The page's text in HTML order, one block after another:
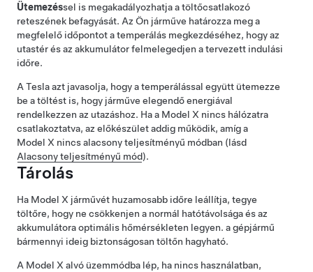
Ütemezéssel is megakadályozhatja a töltőcsatlakozó
reteszének befagyását. Az Ön járműve határozza meg a
megfelelő időpontot a temperálás megkezdéséhez, hogy az
utastér és az akkumulátor felmelegedjen a tervezett indulási
időre.
A Tesla azt javasolja, hogy a temperálással együtt ütemezze
be a töltést is, hogy járműve elegendő energiával
rendelkezzen az utazáshoz. Ha a Model X nincs hálózatra
csatlakoztatva, az előkészület addig működik, amíg a
Model X nincs alacsony teljesítményű módban (lásd
Alacsony teljesítményű mód).
Tárolás
Ha Model X járművét huzamosabb időre leállítja, tegye
töltőre, hogy ne csökkenjen a normál hatótávolsága és az
akkumulátora optimális hőmérsékleten legyen. a gépjármű
bármennyi ideig biztonságosan töltőn hagyható.
A Model X alvó üzemmódba lép, ha nincs használatban,